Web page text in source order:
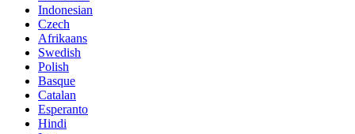
Indonesian
Czech
Afrikaans
Swedish
Polish
Basque
Catalan
Esperanto
Hindi